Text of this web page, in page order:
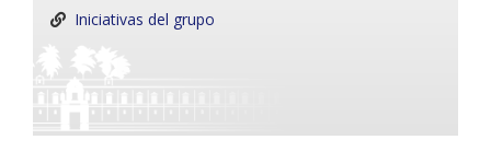
Iniciativas del grupo